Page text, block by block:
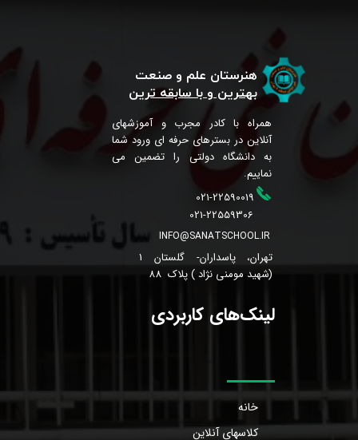
هنرستان علم و صنعت
بهترین و با سابقه ترین
همراه با کادر مجرب و آموزشهای
آنلاین در بسترهای حرفه ای ورود شما
به دانشگاه دولتی را تضمین می
نماییم.
021-22559306
INFO@SANATSCHOOL.IR
تهران، پاسداران- گلستان 1
(شهید مومنی نژاد ) پلاک 88
021-22590019
لینک‌های کاربردی
خانه
کلاسهای آنلاین